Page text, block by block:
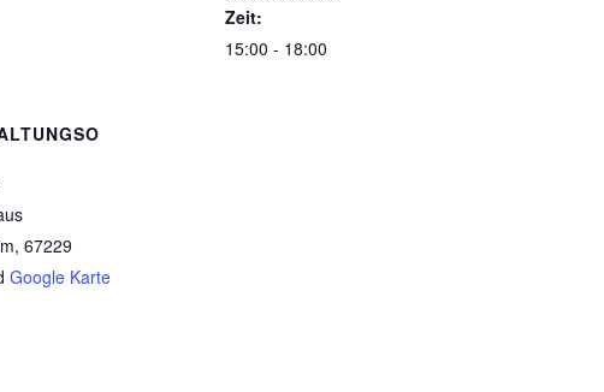
Zeit:
15:00 - 18:00
, 67229
Google Karte